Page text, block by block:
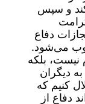
و سپس
دفاع
می‌شود.
بلکه
دیگران
کنیم که
دفاع از